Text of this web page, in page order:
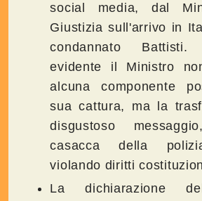
social media, dal
Giustizia sull'arrivo in
condannato
evidente il Ministro
alcuna componente
sua cattura, ma la
disgustoso
casacca della
violando diritti
La dichiarazione